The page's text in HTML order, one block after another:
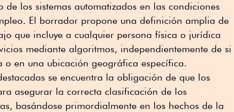
de los sistemas automatizados en las condiciones
El borrador propone una definición amplia de
que incluye a cualquier persona física o jurídica
mediante algoritmos, independientemente de si
en una ubicación geográfica específica.
se encuentra la obligación de que los
asegurar la correcta clasificación de los
basándose primordialmente en los hechos de la